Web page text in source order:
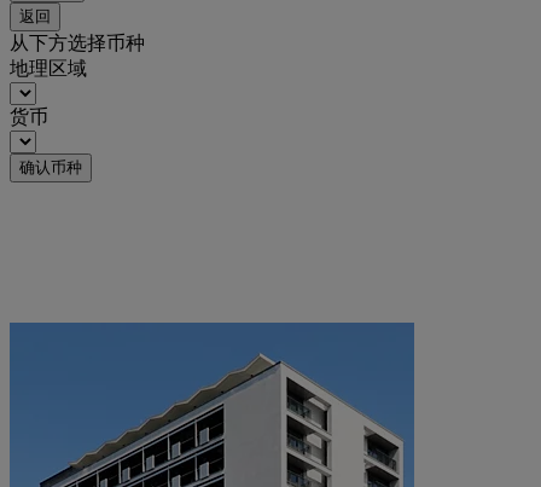
返回
从下方选择币种
地理区域
货币
确认币种